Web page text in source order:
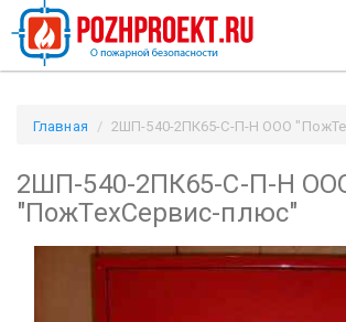
Главная
2ШП-540-2ПК65-С-П-Н ООО
2ШП-540-2ПК65-С-П-Н
"ПожТехСервис-плюс"